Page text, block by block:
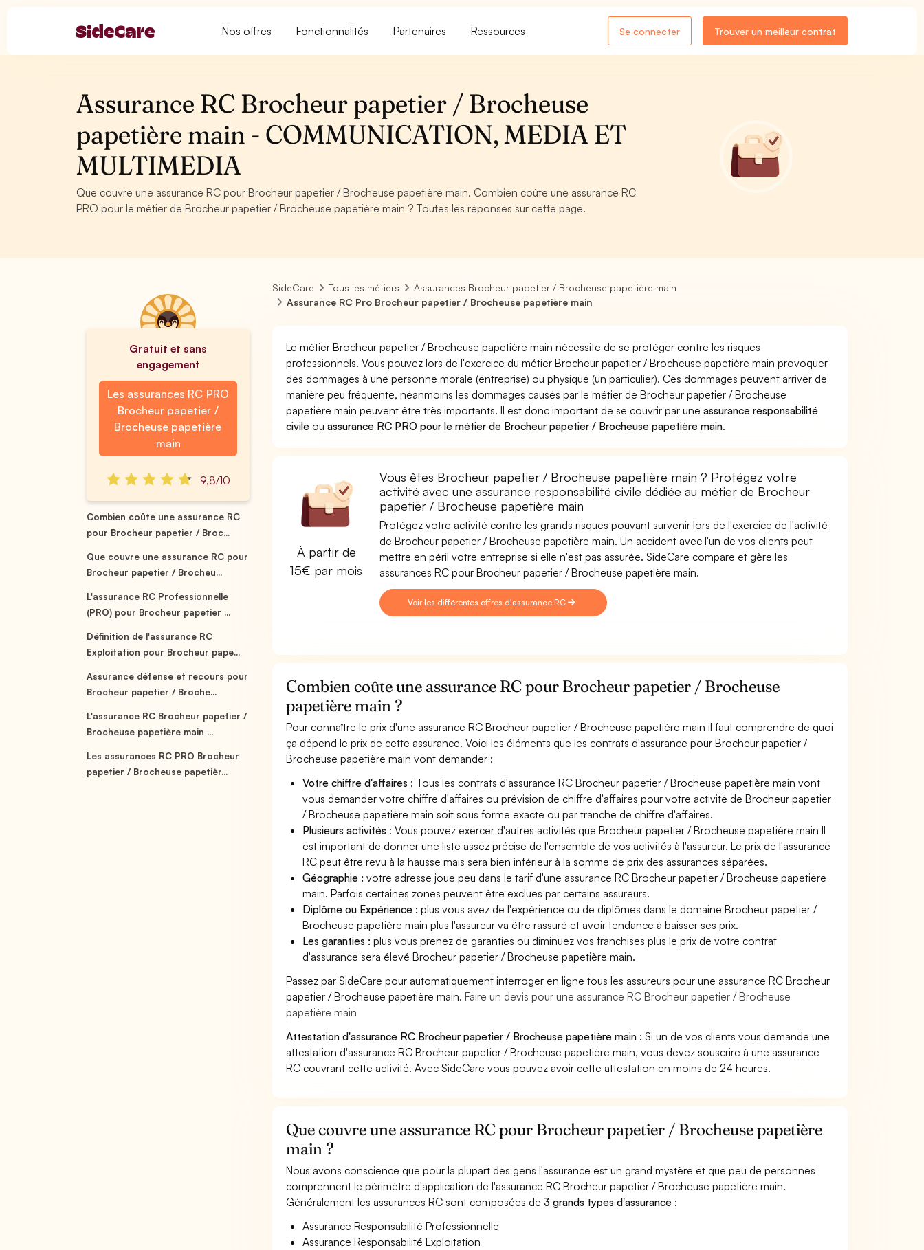
Nos offres Fonctionnalités Partenaires Ressources Se connecter Trouver un meilleur contrat
Assurance RC Brocheur papetier / Brocheuse
papetière main - COMMUNICATION, MEDIA ET
MULTIMEDIA
Que couvre une assurance RC pour Brocheur papetier / Brocheuse papetière main. Combien coûte une assurance RC
PRO pour le métier de Brocheur papetier / Brocheuse papetière main ? Toutes les réponses sur cette page.
Gratuit et sans
engagement
Les assurances RC PRO
Brocheur papetier /
Brocheuse papetière
main
9,8/10
Combien coûte une assurance RC
pour Brocheur papetier / Broc...
Que couvre une assurance RC pour
Brocheur papetier / Brocheu...
L'assurance RC Professionnelle
(PRO) pour Brocheur papetier ...
Définition de l'assurance RC
Exploitation pour Brocheur pape...
Assurance défense et recours pour
Brocheur papetier / Broche...
L'assurance RC Brocheur papetier /
Brocheuse papetière main ...
Les assurances RC PRO Brocheur
papetier / Brocheuse papetièr...
SideCare Tous les métiers
Assurances Brocheur papetier / Brocheuse papetière main
Assurance RC Pro Brocheur papetier / Brocheuse papetière main
Le métier Brocheur papetier / Brocheuse papetière main nécessite de se protéger contre les risques
professionnels. Vous pouvez lors de l'exercice du métier Brocheur papetier / Brocheuse papetière main provoquer
des dommages à une personne morale (entreprise) ou physique (un particulier). Ces dommages peuvent arriver de
manière peu fréquente, néanmoins les dommages causés par le métier de Brocheur papetier / Brocheuse
papetière main peuvent être très importants. Il est donc important de se couvrir par uneassurance responsabilité
civile ouassurance RC PRO pour le métier de Brocheur papetier / Brocheuse papetière main.
À partir de
15€ par mois
Vous êtes Brocheur papetier / Brocheuse papetière main ? Protégez votre
activité avec une assurance responsabilité civile dédiée au métier de Brocheur
papetier / Brocheuse papetière main
Protégez votre activité contre les grands risques pouvant survenir lors de l'exercice de l'activité
de Brocheur papetier / Brocheuse papetière main. Un accident avec l'un de vos clients peut
mettre en péril votre entreprise si elle n'est pas assurée. SideCare compare et gère les
assurances RC pour Brocheur papetier / Brocheuse papetière main.
Voir les différentes offres d'assurance RC
Combien coûte une assurance RC pour Brocheur papetier / Brocheuse
papetière main ?
Pour connaître le prix d'une assurance RC Brocheur papetier / Brocheuse papetière main il faut comprendre de quoi
ça dépend le prix de cette assurance. Voici les éléments que les contrats d'assurance pour Brocheur papetier /
Brocheuse papetière main vont demander :
Votre chiffre d'affaires : Tous les contrats d'assurance RC Brocheur papetier / Brocheuse papetière main vont
vous demander votre chiffre d'affaires ou prévision de chiffre d'affaires pour votre activité de Brocheur papetier
/ Brocheuse papetière main soit sous forme exacte ou par tranche de chiffre d'affaires.
Plusieurs activités : Vous pouvez exercer d'autres activités que Brocheur papetier / Brocheuse papetière main Il
est important de donner une liste assez précise de l'ensemble de vos activités à l'assureur. Le prix de l'assurance
RC peut être revu à la hausse mais sera bien inférieur à la somme de prix des assurances séparées.
Géographie :votre adresse joue peu dans le tarif d'une assurance RC Brocheur papetier / Brocheuse papetière
main. Parfois certaines zones peuvent être exclues par certains assureurs.
Diplôme ou Expérience :plus vous avez de l'expérience ou de diplômes dans le domaine Brocheur papetier /
Brocheuse papetière main plus l'assureur va être rassuré et avoir tendance à baisser ses prix.
Les garanties :plus vous prenez de garanties ou diminuez vos franchises plus le prix de votre contrat
d'assurance sera élevé Brocheur papetier / Brocheuse papetière main.
Passez par SideCare pour automatiquement interroger en ligne tous les assureurs pour une assurance RC Brocheur
papetier / Brocheuse papetière main.Faire un devis pour une assurance RC Brocheur papetier / Brocheuse
papetière main
Attestation d'assurance RC Brocheur papetier / Brocheuse papetière main : Si un de vos clients vous demande une
attestation d'assurance RC Brocheur papetier / Brocheuse papetière main, vous devez souscrire à une assurance
RC couvrant cette activité. Avec SideCare vous pouvez avoir cette attestation en moins de 24 heures.
Que couvre une assurance RC pour Brocheur papetier / Brocheuse papetière
main ?
Nous avons conscience que pour la plupart des gens l'assurance est un grand mystère et que peu de personnes
comprennent le périmètre d'application de l'assurance RC Brocheur papetier / Brocheuse papetière main.
Généralement les assurances RC sont composées de3 grands types d'assurance :
Assurance Responsabilité Professionnelle
Assurance Responsabilité Exploitation